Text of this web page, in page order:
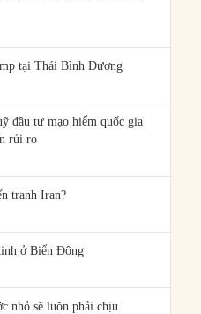
tại Thái Bình Dương
đầu tư mạo hiểm quốc gia
rủi ro
tranh Iran?
ở Biển Đông
nhỏ sẽ luôn phải chịu